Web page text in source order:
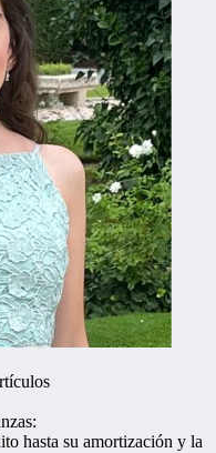
hasta su amortización y la